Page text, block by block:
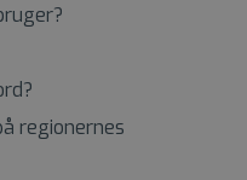
regionernes